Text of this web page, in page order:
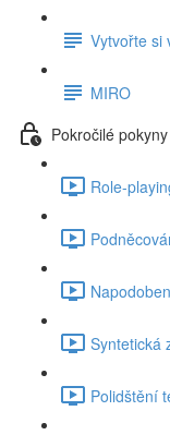
Vytvořte si
MIRO
Pokročilé
Role-
Syntetická
Polidštění